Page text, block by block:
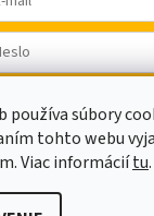
heslo
používa súbory
tohto webu
Viac informáciítu.